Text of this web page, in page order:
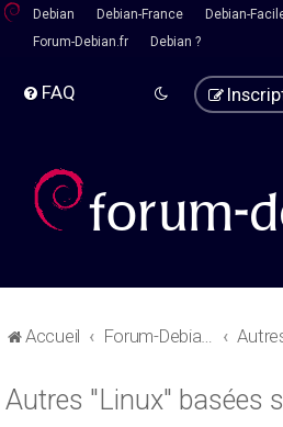
Debian Debian-France Debian-
Forum-Debian.fr
Debian ?
FAQ
Accueil Forum-Debian.fr
Autres "Linux" basées